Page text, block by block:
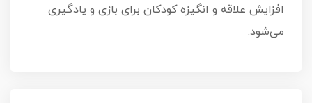
افزایش علاقه و انگیزه کودکان برای بازی و یادگیری
می‌شود.